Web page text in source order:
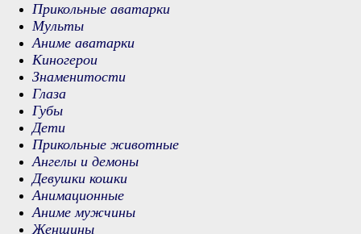
Прикольные аватарки
Мульты
Аниме аватарки
Киногерои
Знаменитости
Глаза
Губы
Дети
Прикольные животные
Ангелы и демоны
Девушки кошки
Анимационные
Аниме мужчины
Женщины